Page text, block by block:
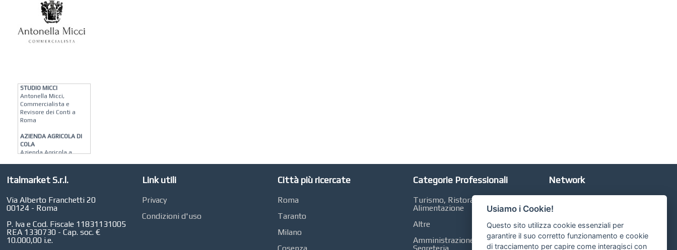
Soluzioni su Misura per
Pellicole Solari, Stampa
Digitale e
Riqualificazione Interni
MATERA ARREDI
STUDIO MICCI
Antonella Micci,
Commercialista e
Revisore dei Conti a
Roma
AZIENDA AGRICOLA DI
COLA
Azienda Agricola a
Digital marketing e Web
Italmarket S.r.l.
Via Alberto Franchetti 20
00124 - Roma
P. Iva e Cod. Fiscale 11831131005
REA 1330730 - Cap. soc. €
10.000,00 i.e.
Link utili
Privacy
Condizioni d'uso
Città più ricercate
Roma
Taranto
Milano
Cosenza
Categorie Professionali
Turismo, Ristorazione,
Alimentazione
Altre
Amministrazione, Contabilità,
Segreteria
Network
Libri Online
Compravendita
Usiamo i Cookie!
Questo sito utilizza cookie essenziali per
garantire il suo corretto funzionamento e cookie
di tracciamento per capire come interagisci con